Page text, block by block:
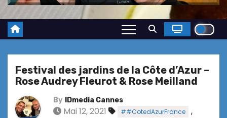
Festival des jardins de la Côte d’Azur –
Rose Audrey Fleurot & Rose Meilland
By IDmedia Cannes
Mai 12, 2021 ##CotedAzurFrance ,